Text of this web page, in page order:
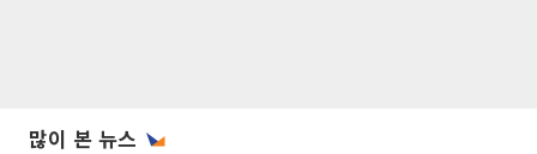
많이 본 뉴스